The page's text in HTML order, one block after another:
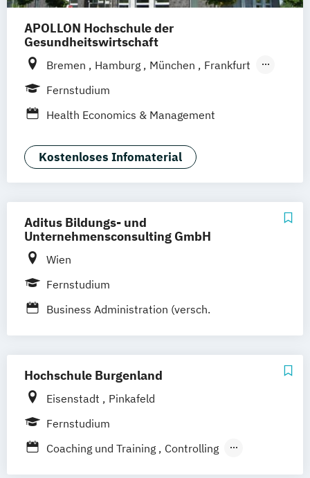
APOLLON Hochschule der
Gesundheitswirtschaft
Bremen Hamburg München
Frankfurt
Köln
Göttingen
Fernstudium
Health Economics & Management
Kostenloses Infomaterial
Aditus Bildungs- und
Unternehmensconsulting GmbH
Wien
Fernstudium
Business Administration (versch.
Hochschule Burgenland
Eisenstadt
Pinkafeld
Fernstudium
Coaching und Training
Controlling